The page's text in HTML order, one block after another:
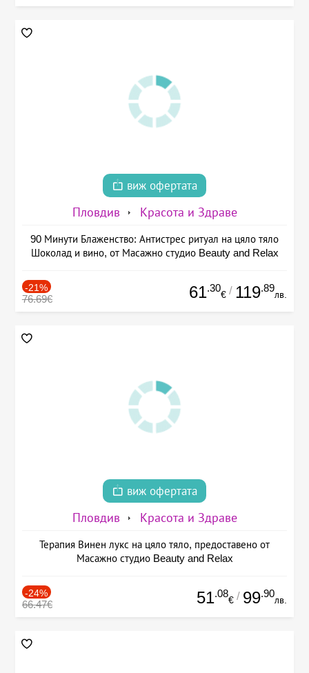
виж офертата
Пловдив Красота и Здраве
90 Минути Блаженство: Антистрес ритуал на цяло тяло
Шоколад и вино, от Масажно студио Beauty and Relax
-21%
76.69€ 61.30
€ / 119.89
лв.
виж офертата
Пловдив Красота и Здраве
Терапия Винен лукс на цяло тяло, предоставено от
Масажно студио Beauty and Relax
-24%
66.47€ 51.08
€ / 99.90
лв.